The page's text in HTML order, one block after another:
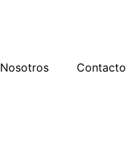
Nosotros
Contacto